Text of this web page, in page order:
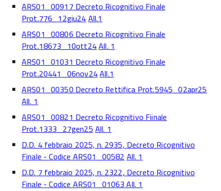
ARS01_00917 Decreto Ricognitivo Finale
Prot.776_12giu24 All.1
ARS01_00806 Decreto Ricognitivo Finale
Prot.18673_10ott24All. 1
ARS01_01031 Decreto Ricognitivo Finale
Prot.20441_06nov24All.1
ARS01_00350 Decreto Rettifica Prot.5945_02apr25
All. 1
ARS01_00821 Decreto Ricognitivo Fiinale
Prot.1333_27gen25 All. 1
D.D. 4 febbraio 2025, n. 2935, Decreto Ricognitivo
Finale - Codice ARS01_00582 All. 1
D.D. 7 febbraio 2025, n. 2322, Decreto Ricognitivo
Finale - Codice ARS01_01063 All. 1